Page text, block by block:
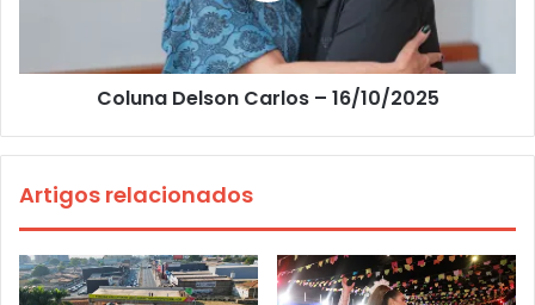
Coluna Delson Carlos – 16/10/2025
Artigos relacionados